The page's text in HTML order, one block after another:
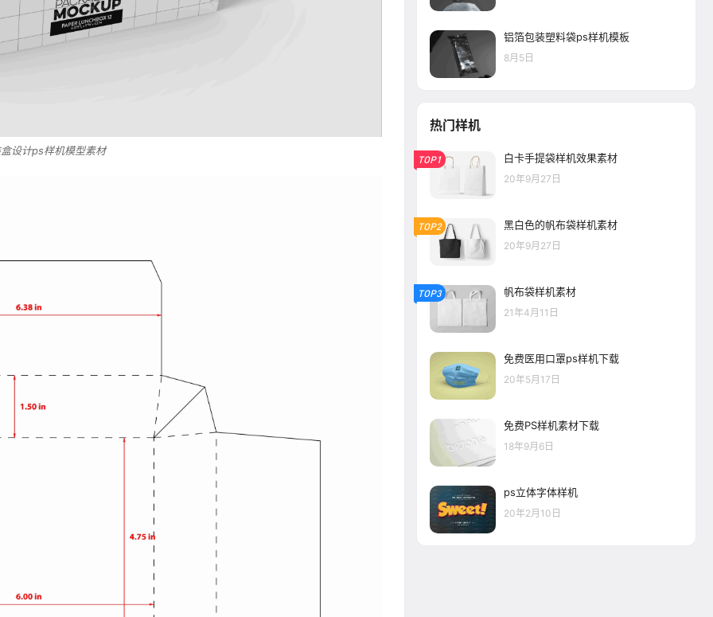
设计ps样机模型素材
铝箔包装塑料袋ps样机模板
8月5日
热门样机
TOP1 白卡手提袋样机效果素材
20年9月27日
TOP2 黑白色的帆布袋样机素材
20年9月27日
TOP3 帆布袋样机素材
21年4月11日
免费医用口罩ps样机下载
20年5月17日
免费PS样机素材下载
18年9月6日
ps立体字体样机
20年2月10日